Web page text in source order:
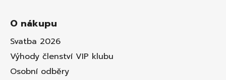
O nákupu
Svatba 2026
Výhody členství VIP klubu
Osobní odběry